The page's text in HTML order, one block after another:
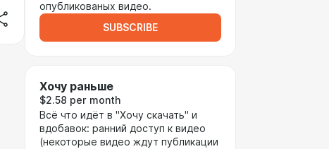
опубликованых видео.
SUBSCRIBE
Хочу раньше
$2.58 per month
Всё что идёт в "Хочу скачать" и
вдобавок: ранний доступ к видео
(некоторые видео ждут публикации